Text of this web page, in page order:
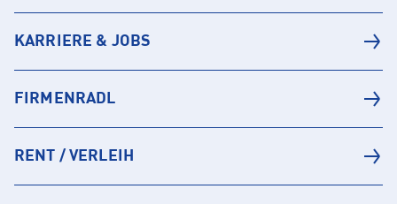
KARRIERE & JOBS
FIRMENRADL
RENT / VERLEIH